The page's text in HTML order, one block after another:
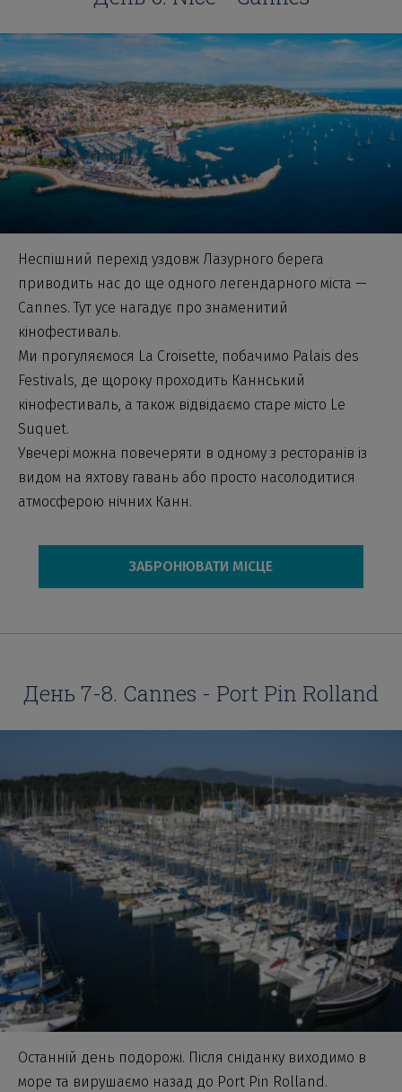
Неспішний перехід уздовж Лазурного берега
приводить нас до ще одного легендарного міста —
Cannes. Тут усе нагадує про знаменитий
кінофестиваль.
Ми прогуляємося La Croisette, побачимо Palais des
Festivals, де щороку проходить Каннський
кінофестиваль, а також відвідаємо старе місто Le
Suquet.
Увечері можна повечеряти в одному з ресторанів із
видом на яхтову гавань або просто насолодитися
атмосферою нічних Канн.
ЗАБРОНЮВАТИ МІСЦЕ
День 7-8. Cannes - Port Pin Rolland
Останній день подорожі. Після сніданку виходимо в
море та вирушаємо назад до Port Pin Rolland.